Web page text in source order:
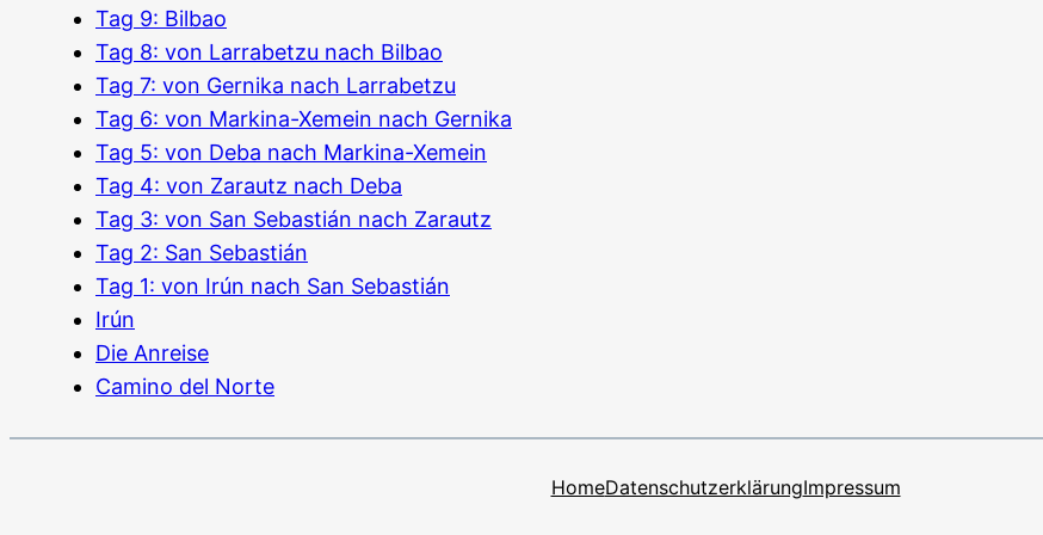
Tag 9: Bilbao
Tag 8: von Larrabetzu nach Bilbao
Tag 7: von Gernika nach Larrabetzu
Tag 6: von Markina-Xemein nach Gernika
Tag 5: von Deba nach Markina-Xemein
Tag 4: von Zarautz nach Deba
Tag 3: von San Sebastián nach Zarautz
Tag 2: San Sebastián
Tag 1: von Irún nach San Sebastián
Irún
Die Anreise
Camino del Norte
HomeDatenschutzerklärungImpressum